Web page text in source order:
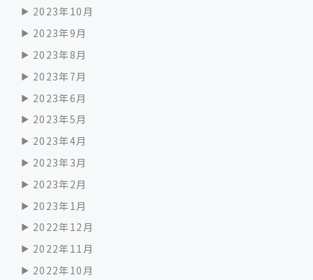
2023年10月
2023年9月
2023年8月
2023年7月
2023年6月
2023年5月
2023年4月
2023年3月
2023年2月
2023年1月
2022年12月
2022年11月
2022年10月